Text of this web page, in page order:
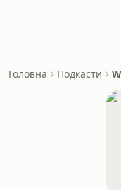
Головна Подкасти